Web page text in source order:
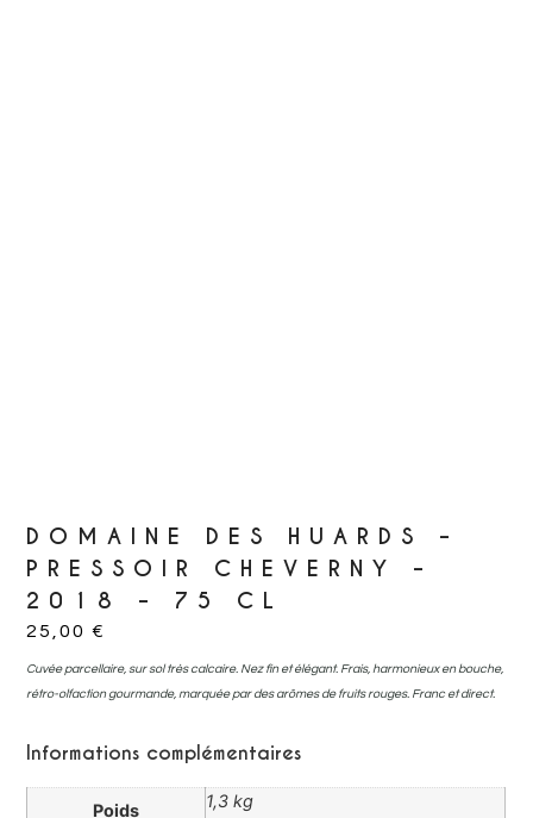
DOMAINE DES HUARDS –
PRESSOIR CHEVERNY –
2018 – 75 CL
25,00€
Cuvée parcellaire, sur sol très calcaire. Nez fin et élégant. Frais, harmonieux en bouche,
rétro-olfaction gourmande, marquée par des arômes de fruits rouges. Franc et direct.
Informations complémentaires
Poids 1,3 kg